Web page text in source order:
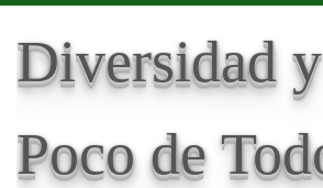
Diversidad
Poco de